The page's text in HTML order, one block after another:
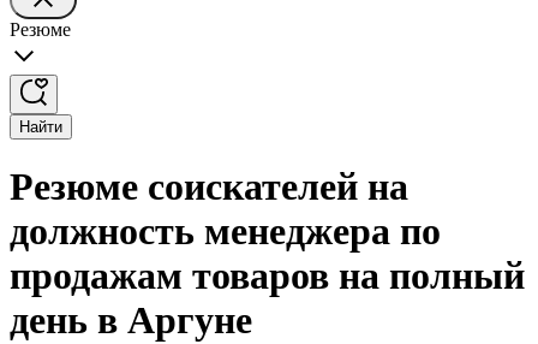
Резюме
Найти
Резюме соискателей на
должность менеджера по
продажам товаров на полный
день в Аргуне